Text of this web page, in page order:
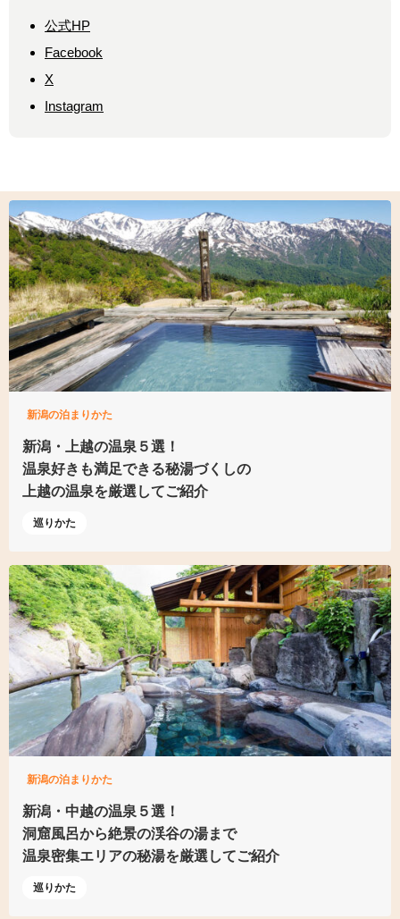
公式HP
Facebook
X
Instagram
新潟の泊まりかた
新潟・上越の温泉５選！
温泉好きも満足できる秘湯づくしの
上越の温泉を厳選してご紹介
巡りかた
新潟の泊まりかた
新潟・中越の温泉５選！
洞窟風呂から絶景の渓谷の湯まで
温泉密集エリアの秘湯を厳選してご紹介
巡りかた